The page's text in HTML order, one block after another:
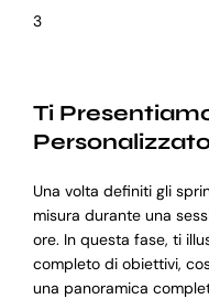
3
Ti
Una volta definiti gli
misura durante una
ore. In questa fase, ti
completo di obiettivi,
una panoramica